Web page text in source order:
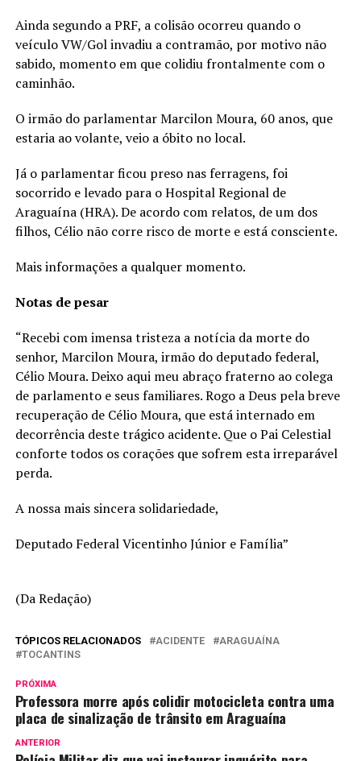
Ainda segundo a PRF, a colisão ocorreu quando o
veículo VW/Gol invadiu a contramão, por motivo não
sabido, momento em que colidiu frontalmente com o
caminhão.
O irmão do parlamentar Marcilon Moura, 60 anos, que
estaria ao volante, veio a óbito no local.
Já o parlamentar ficou preso nas ferragens, foi
socorrido e levado para o Hospital Regional de
Araguaína (HRA). De acordo com relatos, de um dos
filhos, Célio não corre risco de morte e está consciente.
Mais informações a qualquer momento.
Notas de pesar
“Recebi com imensa tristeza a notícia da morte do
senhor, Marcilon Moura, irmão do deputado federal,
Célio Moura. Deixo aqui meu abraço fraterno ao colega
de parlamento e seus familiares. Rogo a Deus pela breve
recuperação de Célio Moura, que está internado em
decorrência deste trágico acidente. Que o Pai Celestial
conforte todos os corações que sofrem esta irreparável
perda.
A nossa mais sincera solidariedade,
Deputado Federal Vicentinho Júnior e Família”
(Da Redação)
TÓPICOS RELACIONADOS ACIDENTE
ARAGUAÍNA
TOCANTINS
PRÓXIMA
Professora morre após colidir motocicleta contra uma
placa de sinalização de trânsito em Araguaína
ANTERIOR